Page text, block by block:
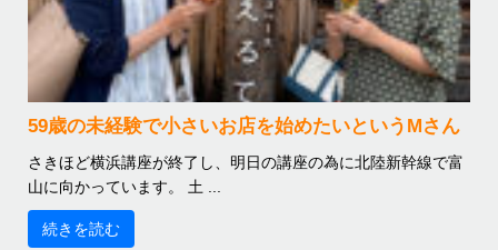
59歳の未経験で小さいお店を始めたいというMさん
さきほど横浜講座が終了し、明日の講座の為に北陸新幹線で富
山に向かっています。 土 ...
続きを読む